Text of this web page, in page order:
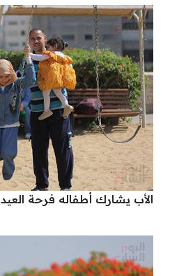
الأب يشارك أطفاله فرحة العيد